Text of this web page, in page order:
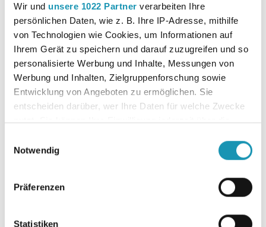
Wir und unsere 1022 Partner verarbeiten Ihre
persönlichen Daten, wie z. B. Ihre IP-Adresse, mithilfe
von Technologien wie Cookies, um Informationen auf
Ihrem Gerät zu speichern und darauf zuzugreifen und so
personalisierte Werbung und Inhalte, Messungen von
Werbung und Inhalten, Zielgruppenforschung sowie
Entwicklung von Angeboten zu ermöglichen. Sie
entscheiden darüber, wer Ihre Daten für welche Zwecke
nutzt. Sie können Ihre Einwilligung jederzeit über die
Trigger Symbol ändern oder widerrufen
Informationen über Ihre geografische Lage
können
Notwendig
Präferenzen
Statistiken
Autor:in
Bohner, Kurt; Ott, Roland; Deusch,
Ronald
Downloads
Leseprobe
Inhaltsverzeichnis